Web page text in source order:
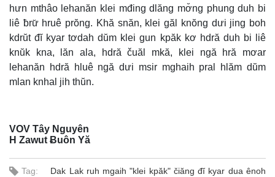
hưn mthâo lehanăn klei mđing dlăng mơ̆ng phung duh bi
liê ƀrư̆ hruê prŏng. Khă snăn, klei găl knŏng dưi jing boh
kdrŭt đĭ kyar tơdah dŭm klei gun kpăk kơ hdră duh bi liê
knŭk kna, lăn ala, hdră čuăl mkă, klei ngă hră mơar
lehanăn hdră hluê ngă dưi msir mghaih pral hlăm dŭm
mlan knhal jih thŭn.
VOV Tây Nguyên
H Zawut Ƀuôn Yă
Tag:
Dak Lak ruh mgaih "klei kpăk" čiăng đĭ kyar dua ênoh